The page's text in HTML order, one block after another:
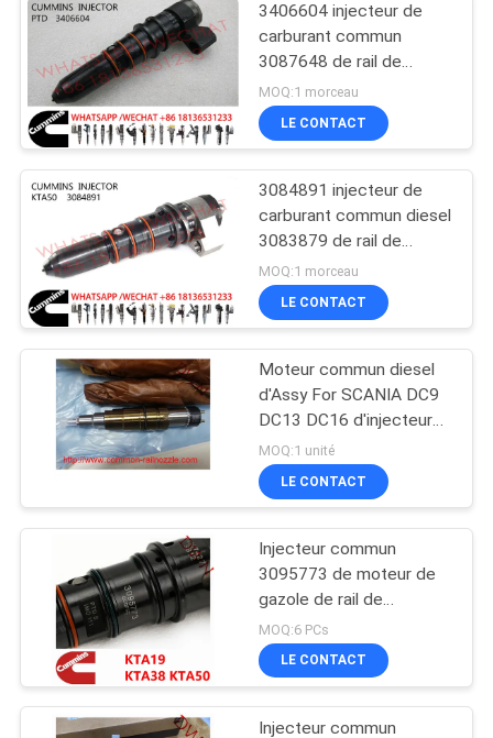
PLAN
DU
SITE
PRIVACY
POLICY
3406604 injecteur de
carburant commun
3087648 de rail de
moteur diesel de M11
ISM11 QSM11 3087648
3087587
MOQ:1 morceau
LE CONTACT
3084891 injecteur de
carburant commun diesel
3083879 de rail de
KTA50 KTA38 3084398
3070155 3023934
3068859
MOQ:1 morceau
LE CONTACT
Moteur commun diesel
d'Assy For SCANIA DC9
DC13 DC16 d'injecteur
de carburant de rail de
Cummins 2057401
MOQ:1 unité
LE CONTACT
Injecteur commun
3095773 de moteur de
gazole de rail de
Cummins 4307427 pour
le moteur diesel de
Cummins KTA19 KTA38
MOQ:6 PCs
LE CONTACT
Injecteur commun